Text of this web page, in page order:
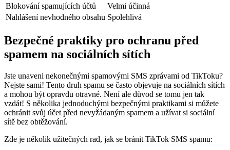
Blokování spamujících účtů
Velmi účinná
Nahlášení nevhodného obsahu Spolehlivá
Bezpečné praktiky pro ochranu před
spamem na sociálních sítích
Jste unaveni nekonečnými spamovými SMS zprávami od TikToku?
Nejste sami! Tento druh spamu se často objevuje na sociálních sítích
a mohou být opravdu otravné. Není ale důvod se tomu jen tak
vzdát! S několika jednoduchými bezpečnými praktikami si můžete
ochránit svůj účet před nevyžádaným spamem a užívat si sociální
sítě bez obtěžování.
Zde je několik užitečných rad, jak se bránit TikTok SMS spamu: